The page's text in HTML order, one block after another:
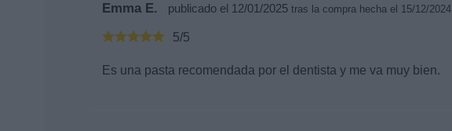
Emma E. publicado el 12/01/2025 tras la compra hecha el 15/12/2024
5/5
Es una pasta recomendada por el dentista y me va muy bien.